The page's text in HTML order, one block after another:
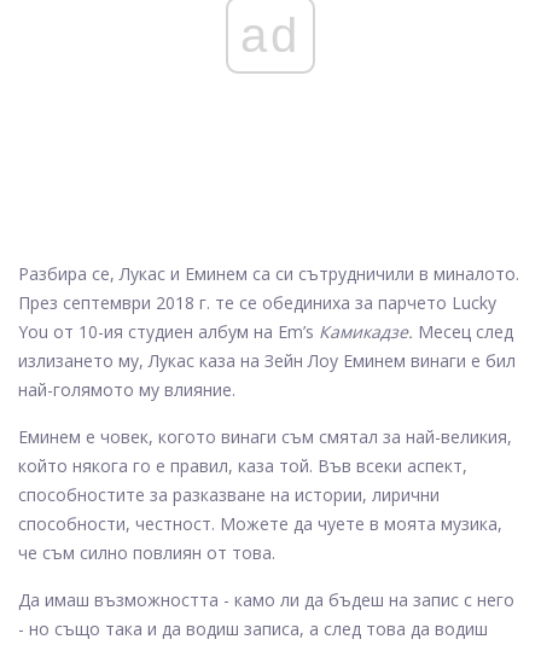
ad
Разбира се, Лукас и Еминем са си сътрудничили в миналото.
През септември 2018 г. те се обединиха за парчето Lucky
You от 10-ия студиен албум на Em’s Камикадзе. Месец след
излизането му, Лукас каза на Зейн Лоу Еминем винаги е бил
най-голямото му влияние.
Еминем е човек, когото винаги съм смятал за най-великия,
който някога го е правил, каза той. Във всеки аспект,
способностите за разказване на истории, лирични
способности, честност. Можете да чуете в моята музика,
че съм силно повлиян от това.
Да имаш възможността - камо ли да бъдеш на запис с него
- но също така и да водиш записа, а след това да водиш